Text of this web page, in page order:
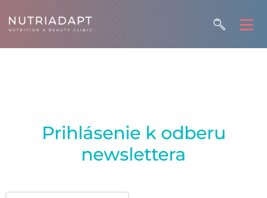
Prihlásenie k odberu
newslettera